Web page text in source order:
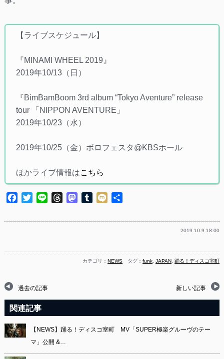
【ライブスケジュール】
『MINAMI WHEEL 2019』
2019年10/13（日）
『BimBamBoom 3rd album “Tokyo Aventure” release
tour 「NIPPON AVENTURE」
2019年10/23（水）
2019年10/25（金）ボロフェスタ@KBSホール
ほかライブ情報はこちら
Facebook
TwitterLine ThreadsMastodon
Tumblr
Mixi
2019.10.9 18:00
カテゴリ：NEWS タグ：funk ,JAPAN ,踊る！ディスコ室町
過去の記事 新しい記事
関連記事
【NEWS】踊る！ディスコ室町 MV「SUPER極楽グルーヴのテー
マ」公開 &…